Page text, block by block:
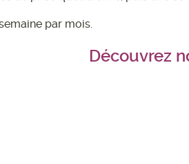
par mois.
Découvrez